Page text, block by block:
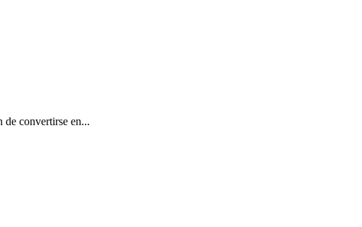
de convertirse en...